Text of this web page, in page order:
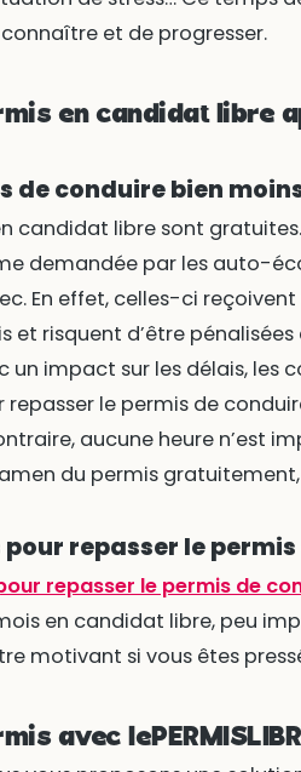
et de progresser.
en candidat libre
de conduire bien
candidat libre sont
demandée par les auto-
En effet, celles-ci
et risquent d’être pénalisées
impact sur les délais, les
repasser le permis de
aucune heure n’est
du permis
repasser le
repasser le permis de
en candidat libre, peu
motivant si vous êtes
avec